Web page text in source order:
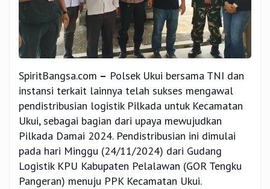
SpiritBangsa.com – Polsek Ukui bersama TNI dan
instansi terkait lainnya telah sukses mengawal
pendistribusian logistik Pilkada untuk Kecamatan
Ukui, sebagai bagian dari upaya mewujudkan
Pilkada Damai 2024. Pendistribusian ini dimulai
pada hari Minggu (24/11/2024) dari Gudang
Logistik KPU Kabupaten Pelalawan (GOR Tengku
Pangeran) menuju PPK Kecamatan Ukui.